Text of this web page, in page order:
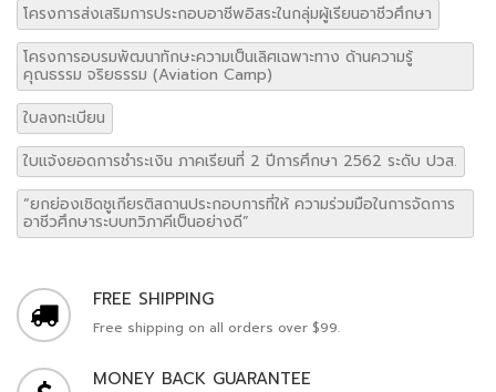
โครงการส่งเสริมการประกอบอาชีพอิสระในกลุ่มผู้เรียนอาชีวศึกษา
โครงการอบรมพัฒนาทักษะความเป็นเลิศเฉพาะทาง ด้านความรู้
คุณธรรม จริยธรรม (Aviation Camp)
ใบลงทะเบียน
ใบแจ้งยอดการชำระเงิน ภาคเรียนที่ 2 ปีการศึกษา 2562 ระดับ ปวส.
“ยกย่องเชิดชูเกียรติสถานประกอบการที่ให้ ความร่วมมือในการจัดการ
อาชีวศึกษาระบบทวิภาคีเป็นอย่างดี”
FREE SHIPPING
Free shipping on all orders over $99.
MONEY BACK GUARANTEE